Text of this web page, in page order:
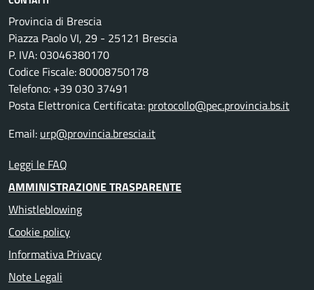
Provincia di Brescia
Piazza Paolo VI, 29 - 25121 Brescia
P. IVA: 03046380170
Codice Fiscale: 80008750178
Telefono: +39 030 37491
Posta Elettronica Certificata: protocollo@pec.provincia.bs.it
Email: urp@provincia.brescia.it
Leggi le FAQ
AMMINISTRAZIONE TRASPARENTE
Whistleblowing
Cookie policy
Informativa Privacy
Note Legali